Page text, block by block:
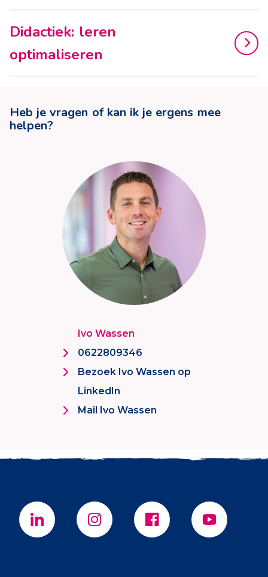
Didactiek: leren
optimaliseren
Heb je vragen of kan ik je ergens mee
helpen?
Ivo Wassen
0622809346
Bezoek Ivo Wassen op
LinkedIn
Mail Ivo Wassen